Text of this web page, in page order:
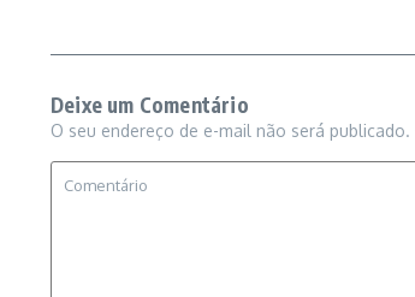
Deixe um Comentário
O seu endereço de e-mail não será publicado.